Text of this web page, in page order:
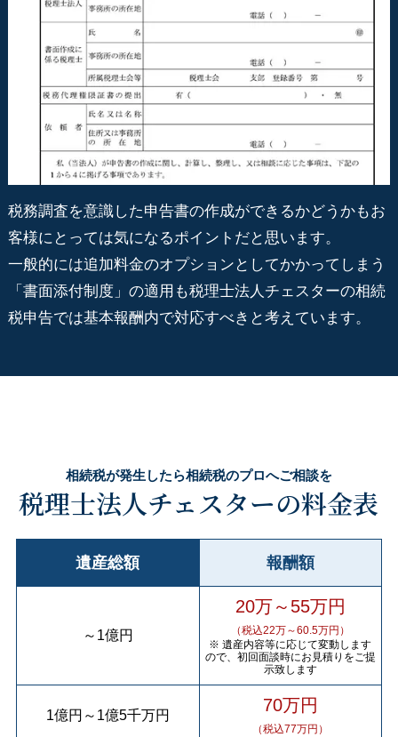
税務調査を意識した申告書の作成ができるかどうかもお
客様にとっては気になるポイントだと思います。
一般的には追加料金のオプションとしてかかってしまう
「書面添付制度」の適用も税理士法人チェスターの相続
税申告では基本報酬内で対応すべきと考えています。
相続税が発生したら相続税のプロへご相談を
税理士法人チェスターの料金表
遺産総額 報酬額
～ 1億円
20万～55万円
（税込22万～60.5万円）
※ 遺産内容等に応じて変動します
ので、初回面談時にお見積りをご提
示致します
1億円 ～ 1億5千万円 70万円
（税込77万円）